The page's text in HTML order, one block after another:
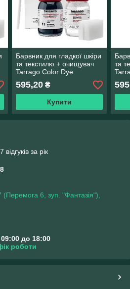
Барвник для гладкої шкіри
та текстилю + очищувач
Tarrago Color Dye
25мл+25мл колір темно
синій (17)
595,20₴
Купити
та
за рік
(Перемога 6, зуп. "Фантазія"),
до 18:00
роботи